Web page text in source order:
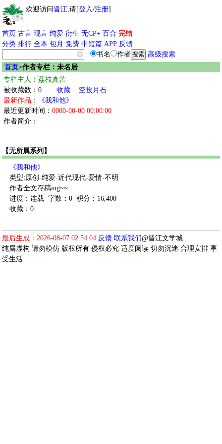
欢迎访问晋江,请[登入/注册]
首页 古言 现言 纯爱 衍生 无CP+ 百合 完结
分类 排行 全本 包月 免费 中短篇 APP 反馈
书名
作者
高级搜索
首页>作者专栏：未名居
专栏主人：荔枝真苦
被收藏数：0
收藏
空投月石
最新作品：
《我和他》
最近更新时间： 0000-00-00 00:00:00
作者简介：
【无所属系列】
《我和他》
类型:原创-纯爱-近代现代-爱情-不明
作者全文存稿ing~~
进度：连载 字数：0 积分：16,400
收藏：0
最后生成：2026-08-07 02:54:04 反馈 联系我们@晋江文学城
纯属虚构 请勿模仿 版权所有 侵权必究 适度阅读 切勿沉迷 合理安排 享
受生活